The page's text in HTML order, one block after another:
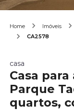
Home Imóveis
CA2578
casa
Casa
Parque
quartos,